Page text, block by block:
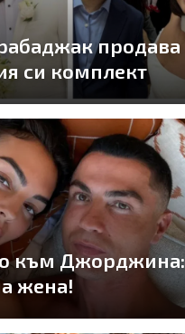
продава
си комплект
към Джорджина:
жена!